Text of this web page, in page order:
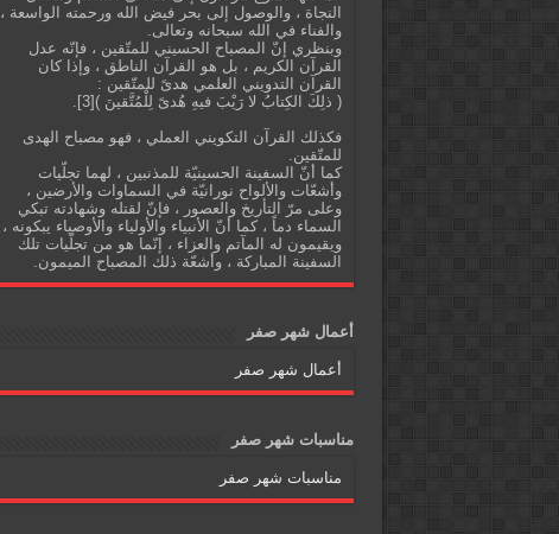
النجاة ، والوصول إلى بحر فيض الله ورحمته الواسعة ،
والفناء في الله سبحانه وتعالى.
وبنظري إنّ المصباح الحسيني للمتّقين ، فإنّه عدل
القرآن الكريم ، بل هو القرآن الناطق ، وإذا كان
القرآن التدويني العلمي هدىً للمتّقين :
( ذلِكَ الكِتابُ لا رَيْبَ فيهِ هُدىً لِلْمُتَّقينَ )[3].
فكذلك القرآن التكويني العملي ، فهو مصباح الهدى
للمتّقين.
كما أنّ السفينة الحسينيّة للمذنبين ، لهما تجلّيات
وأشعّات والألواح نورانيّة في السماوات والأرضين ،
وعلى مرّ التأريخ والعصور ، فإنّ لقتله وشهادته تبكي
السماء دماً ، كما أنّ الأنبياء والأولياء والأوصياء يبكونه ،
ويقيمون له المآتم والعزاء ، إنّما هو من تجلّيات تلك
السفينة المباركة ، وأشعّة ذلك المصباح الميمون.
أعمال شهر صفر
أعمال شهر صفر
مناسبات شهر صفر
مناسبات شهر صفر